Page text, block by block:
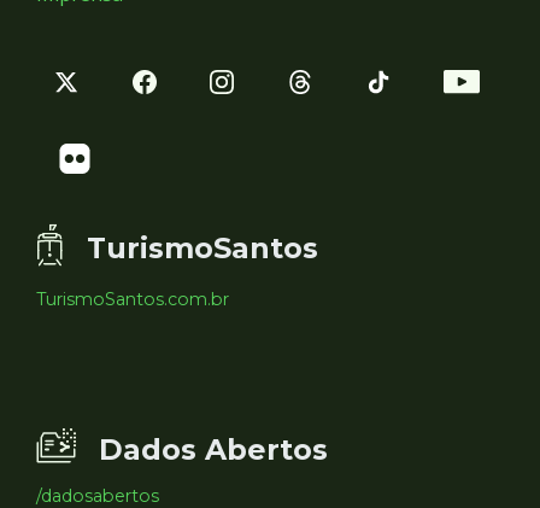
TurismoSantos
TurismoSantos.com.br
Dados Abertos
/dadosabertos